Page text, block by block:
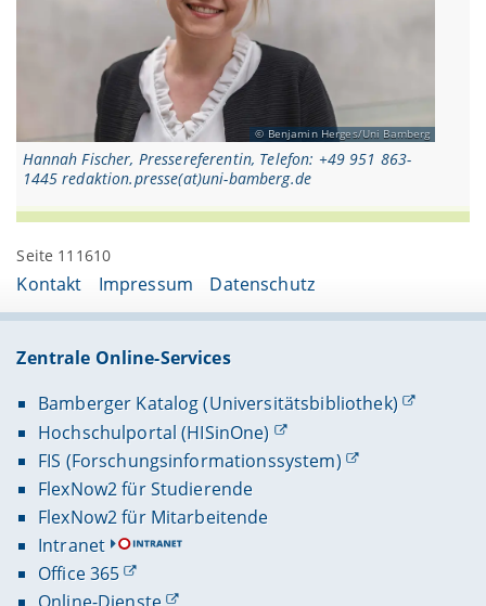
Benjamin Herges/Uni Bamberg
Hannah Fischer, Pressereferentin, Telefon: +49 951 863-
1445 redaktion.presse(at)uni-bamberg.de
Seite 111610
Kontakt Impressum Datenschutz
Zentrale Online-Services
Bamberger Katalog (Universitätsbibliothek)
Hochschulportal (HISinOne)
FIS (Forschungsinformationssystem)
FlexNow2 für Studierende
FlexNow2 für Mitarbeitende
Intranet
Office 365